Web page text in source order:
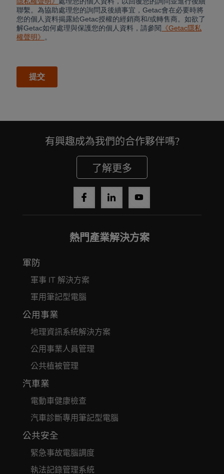
Cancel
有興趣成為我們的合作夥伴嗎?
了解更多
熱門產業解決方案
軍防
軍事 IT 解決方案
軍用筆記型電腦
公用事業
地理資訊系統解決方案
公用事業人員管理
公共植被管理
汽車業
電動車健康檢查
汽車診斷專用筆記型電腦
公共安全
緊急事故電腦調度
執法記錄管理系統